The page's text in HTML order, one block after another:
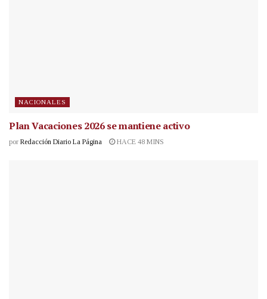
NACIONALES
Plan Vacaciones 2026 se mantiene activo
por Redacción Diario La Página HACE 48 MINS